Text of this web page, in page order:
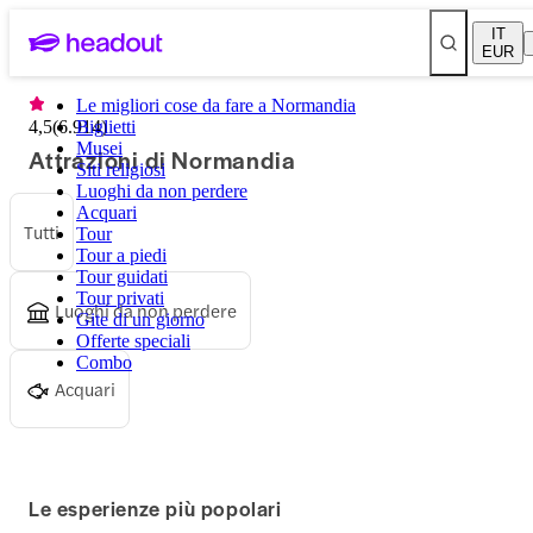
IT
EUR
Le migliori cose da fare a Normandia
Biglietti
Musei
Siti religiosi
Luoghi da non perdere
Acquari
Tour
Tour a piedi
Tour guidati
Tour privati
Gite di un giorno
Offerte speciali
Combo
4,5(6.914)
Attrazioni di Normandia
Tutti
Luoghi da non perdere
Acquari
Le esperienze più popolari